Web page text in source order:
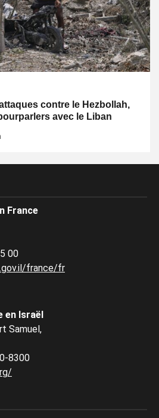
contre le Hezbollah,
avec le Liban
France
00
france/fr
en Israël
Samuel,
8300